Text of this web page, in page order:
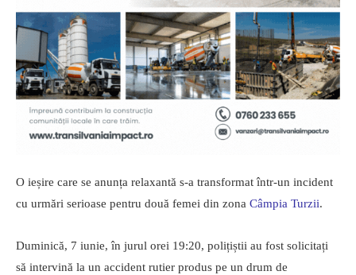
O ieșire care se anunța relaxantă s-a transformat într-un incident
cu urmări serioase pentru două femei din zona Câmpia Turzii.
Duminică, 7 iunie, în jurul orei 19:20, polițiștii au fost solicitați
să intervină la un accident rutier produs pe un drum de